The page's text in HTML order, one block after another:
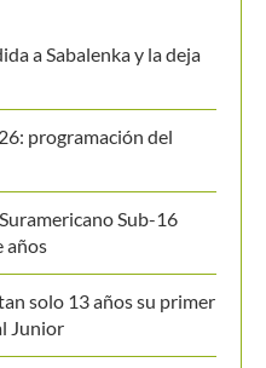
años
Junior